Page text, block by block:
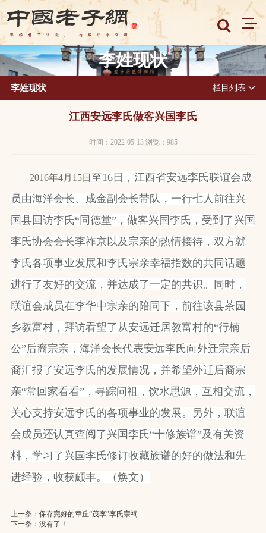
李姓现状
李姓现状 栏目列表
江西安远李氏做客兴国李氏
时间：2022-05-13 浏览：985
2016年4月 15日 至16日，江西省安远李氏联谊会成
员由海洋会长、成金副会长带队，一行七人前往兴
国县回访李氏“同德堂”，做客兴国李氏，受到了兴国
李氏协会会长李祚京以及宗亲的热情接待，双方就
李氏各项事业发展和李氏宗亲幸福指数的共同话题
进行了友好的交流，并达成了一定的共识。同时，
联谊会成员在李华中宗亲的陪同下，前往该县茶园
乡教富村，拜访看望了从安远迁居教富村的“行楠
公”后裔宗亲，海洋会长代表安远李氏向外迁宗亲后
裔汇报了安远李氏的发展情况，并希望外迁后裔宗
亲“常回家看看”，寻踪问祖，饮水思源，互相交流，
关心支持安远李氏的各项事业的发展。另外，联谊
会成员还认真查阅了兴国李氏“十修族谱”及有关资
料，学习了兴国李氏修订收藏族谱的好的做法和先
进经验，收获颇丰。（焕文）
上一条： 保存完好的章丘“茂李”李氏宗祠
下一条：没有了！